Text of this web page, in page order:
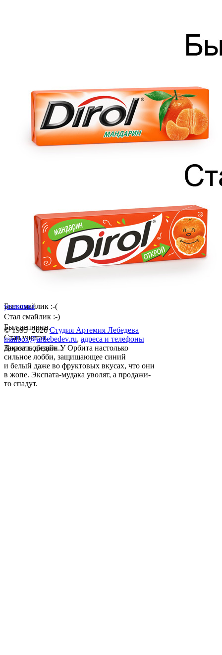
Был смайлик :-(
Стал смайлик :-)
Был аспирин.
Стал унитаз.
Дирол победил. У Орбита настолько
сильное лобби, защищающее синий
и белый даже во фруктовых вкусах, что они
в жопе. Экспата-мудака уволят, а продажи-
то спадут.
упаковка
© 1995–2026 Студия Артемия Лебедева
mailbox@artlebedev.ru, адреса и телефоны
Заказать дизайн...